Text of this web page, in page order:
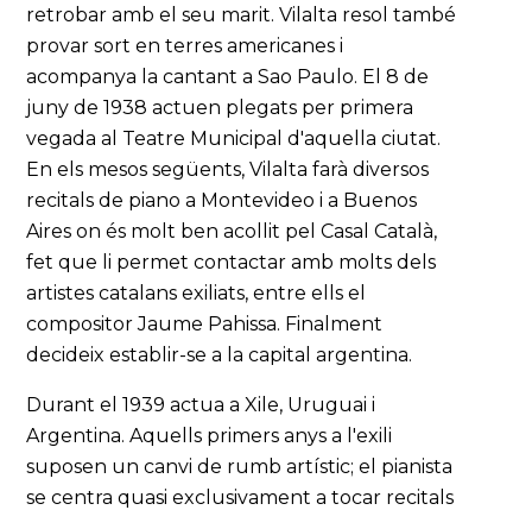
retrobar amb el seu marit. Vilalta resol també
provar sort en terres americanes i
acompanya la cantant a Sao Paulo. El 8 de
juny de 1938 actuen plegats per primera
vegada al Teatre Municipal d'aquella ciutat.
En els mesos següents, Vilalta farà diversos
recitals de piano a Montevideo i a Buenos
Aires on és molt ben acollit pel Casal Català,
fet que li permet contactar amb molts dels
artistes catalans exiliats, entre ells el
compositor Jaume Pahissa. Finalment
decideix establir-se a la capital argentina.
Durant el 1939 actua a Xile, Uruguai i
Argentina. Aquells primers anys a l'exili
suposen un canvi de rumb artístic; el pianista
se centra quasi exclusivament a tocar recitals